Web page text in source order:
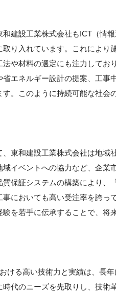
建設工業株式会社もICT（情
り入れています。これにより
や材料の選定にも注力してお
エネルギー設計の提案、工事
。このように持続可能な社会
東和建設工業株式会社は地域
イベントへの協力など、企業
保証システムの構築により、
においても高い受注率を誇っ
を若手に伝承することで、将
ける高い技術力と実績は、長
代のニーズを先取りし、技術